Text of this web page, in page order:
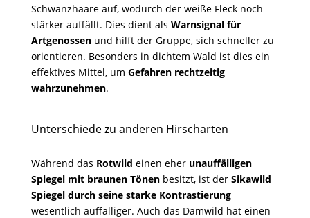
Schwanzhaare auf, wodurch der weiße Fleck noch
stärker auffällt. Dies dient als Warnsignal für
Artgenossenund hilft der Gruppe, sich schneller zu
orientieren. Besonders in dichtem Wald ist dies ein
effektives Mittel, um Gefahren rechtzeitig
wahrzunehmen.
Unterschiede zu anderen Hirscharten
Während das Rotwild einen eher unauffälligen
Spiegel mit braunen Tönenbesitzt, ist der Sikawild
Spiegel durch seine starke Kontrastierung
wesentlich auffälliger. Auch das Damwild hat einen